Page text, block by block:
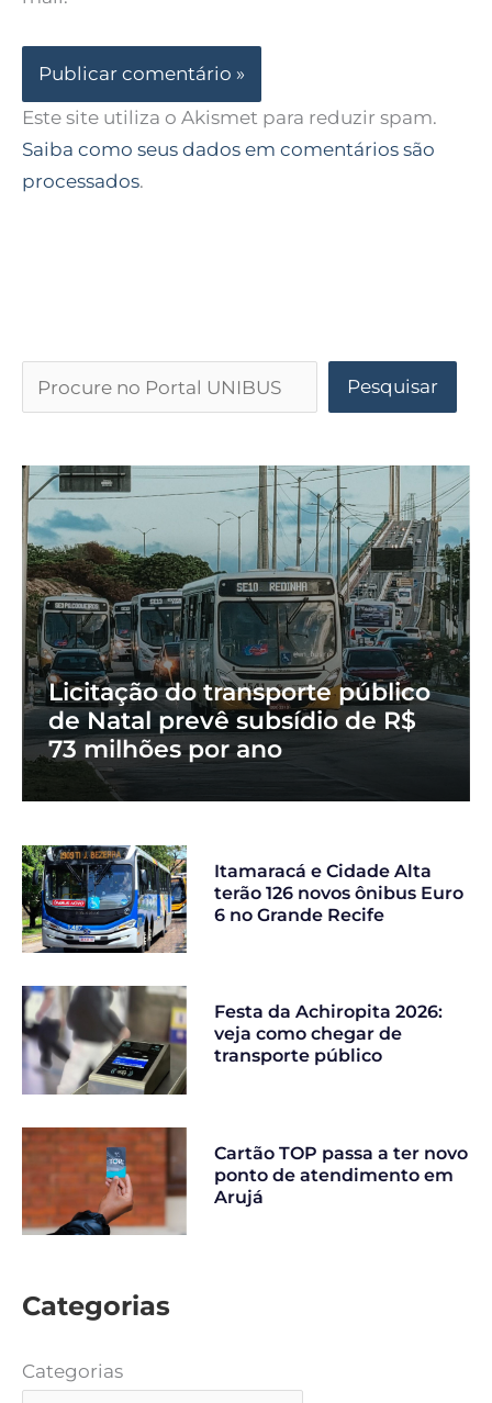
Este site utiliza o Akismet para reduzir spam.
Saiba como seus dados em comentários são
processados.
Pesquisar
Licitação do transporte público
de Natal prevê subsídio de R$
73 milhões por ano
Itamaracá e Cidade Alta
terão 126 novos ônibus Euro
6 no Grande Recife
Festa da Achiropita 2026:
veja como chegar de
transporte público
Cartão TOP passa a ter novo
ponto de atendimento em
Arujá
Categorias
Categorias